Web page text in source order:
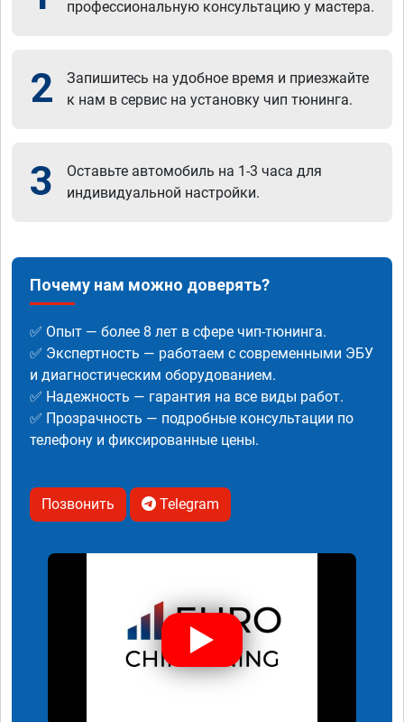
профессиональную консультацию у мастера.
2
Запишитесь на удобное время и приезжайте
к нам в сервис на установку чип тюнинга.
3
Оставьте автомобиль на 1-3 часа для
индивидуальной настройки.
Почему нам можно доверять?
✅ Опыт — более 8 лет в сфере чип-тюнинга.
✅ Экспертность — работаем с современными ЭБУ
и диагностическим оборудованием.
✅ Надежность — гарантия на все виды работ.
✅ Прозрачность — подробные консультации по
телефону и фиксированные цены.
Позвонить Telegram